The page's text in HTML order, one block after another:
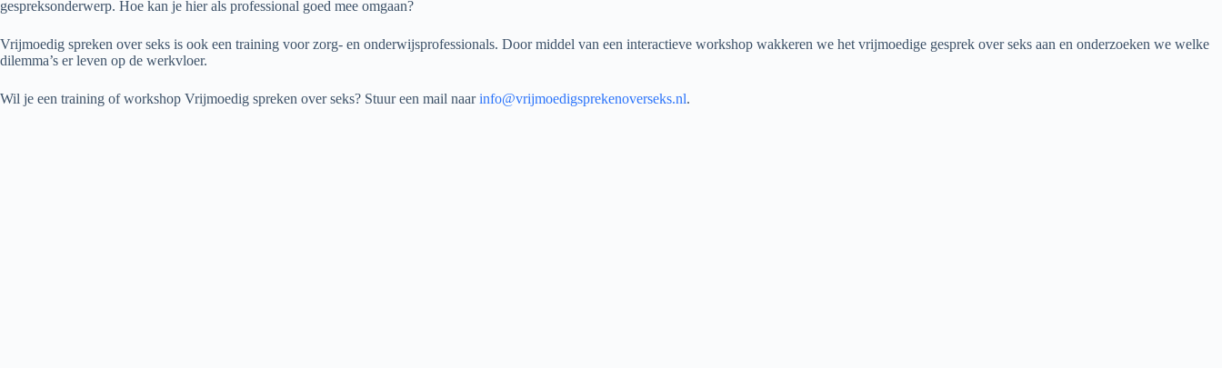
gespreksonderwerp. Hoe kan je hier als professional goed mee omgaan?
Vrijmoedig spreken over seks is ook een training voor zorg- en onderwijsprofessionals. Door middel van een interactieve workshop wakkeren we het vrijmoedige gesprek over seks aan en onderzoeken we welke
dilemma’s er leven op de werkvloer.
Wil je een training of workshop Vrijmoedig spreken over seks? Stuur een mail naarinfo@vrijmoedigsprekenoverseks.nl.